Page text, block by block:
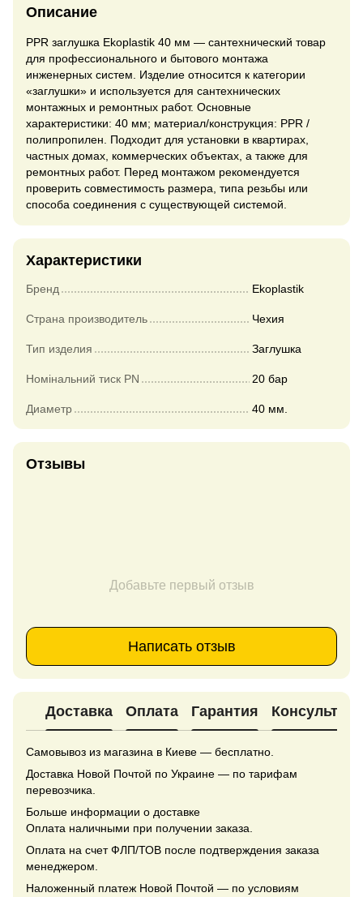
Описание
PPR заглушка Ekoplastik 40 мм — сантехнический товар
для профессионального и бытового монтажа
инженерных систем. Изделие относится к категории
«заглушки» и используется для сантехнических
монтажных и ремонтных работ. Основные
характеристики: 40 мм; материал/конструкция: PPR /
полипропилен. Подходит для установки в квартирах,
частных домах, коммерческих объектах, а также для
ремонтных работ. Перед монтажом рекомендуется
проверить совместимость размера, типа резьбы или
способа соединения с существующей системой.
Характеристики
Бренд Ekoplastik
Страна производитель Чехия
Тип изделия Заглушка
Номінальний тиск PN 20 бар
Диаметр 40 мм.
Отзывы
Добавьте первый отзыв
Написать отзыв
Доставка Оплата Гарантия
Самовывоз из магазина в Киеве — бесплатно.
Доставка Новой Почтой по Украине — по тарифам
перевозчика.
Больше информации о доставке
Оплата наличными при получении заказа.
Оплата на счет ФЛП/ТОВ после подтверждения заказа
менеджером.
Наложенный платеж Новой Почтой — по условиям